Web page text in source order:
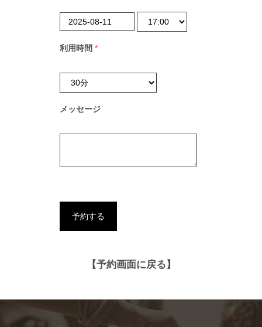
利用時間 *
メッセージ
【予約画面に戻る】